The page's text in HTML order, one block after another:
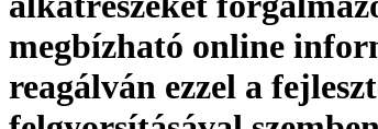
megbízható online
reagálván ezzel a